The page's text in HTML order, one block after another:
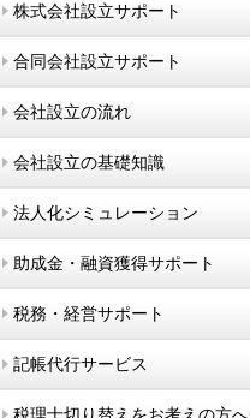
株式会社設立サポート
合同会社設立サポート
会社設立の流れ
会社設立の基礎知識
法人化シミュレーション
助成金・融資獲得サポート
税務・経営サポート
記帳代行サービス